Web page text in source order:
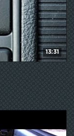
13:31